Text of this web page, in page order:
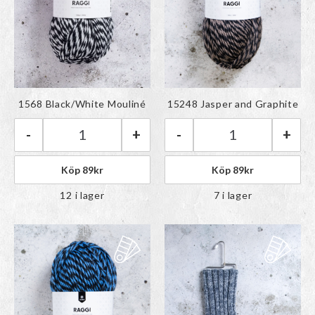
Färgen har lagts till i
paletten
Järbo Raggi | 1568 Black/White Mouliné mängd
- +
1568 Black/White Mouliné
Köp 89kr
12 i lager
Färgen har lagts till i
paletten
Järbo Raggi |
- +
15248 Jasper and Graphite
Köp 89kr
7 i lager